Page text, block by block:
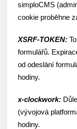
simploCMS
cookie proběhne
XSRF-TOKEN:
formulářů.
od odeslání
hodiny.
x-clockwork:
(vývojová
hodiny.